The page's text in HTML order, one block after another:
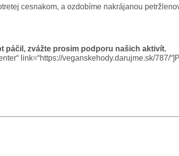
cesnakom, a ozdobíme nakrájanou
páčil, zvážte prosim podporu našich aktivít.
link=“https://veganskehody.darujme.sk/787/